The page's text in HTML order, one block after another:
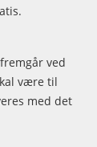
ved
være til
med det